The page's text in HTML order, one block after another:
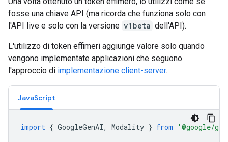
fosse una chiave API (ma ricorda che funziona solo con
l'API live e solo con la versione v1beta dell'API).
L'utilizzo di token effimeri aggiunge valore solo quando
vengono implementate applicazioni che seguono
l'approccio di implementazione client-server.
JavaScript
import { GoogleGenAI, Modality } from '@google/